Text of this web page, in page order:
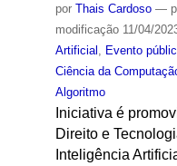
por Thais Cardoso —
modificação11/04/
Artificial
Evento
Ciência da
Algoritmo
Iniciativa é
Direito e
Inteligência